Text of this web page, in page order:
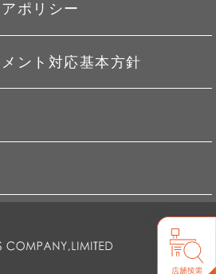
ポリシー
ント対応基本方針